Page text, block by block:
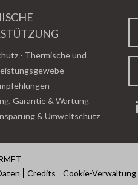
- Thermische und
Garantie & Wartung
& Umweltschutz
Credits Cookie-Verwaltung